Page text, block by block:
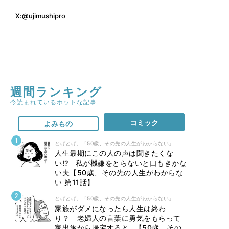
X:@ujimushipro
週間ランキング
今読まれているホットな記事
よみもの コミック
とげとげ。「50歳、その先の人生がわからない」
人生最期にこの人の声は聞きたくな
い⁉ 私が機嫌をとらないと口もきかな
い夫【50歳、その先の人生がわからな
い 第11話】
とげとげ。「50歳、その先の人生がわからない」
家族がダメになったら人生は終わ
り？ 老婦人の言葉に勇気をもらって